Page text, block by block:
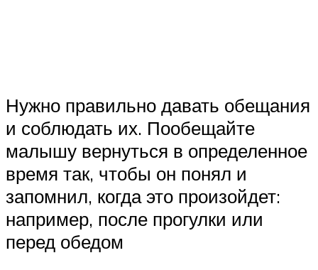
Нужно правильно давать обещания
и соблюдать их. Пообещайте
малышу вернуться в определенное
время так, чтобы он понял и
запомнил, когда это произойдет:
например, после прогулки или
перед обедом